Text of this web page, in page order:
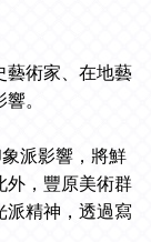
藝術家、在地藝
。
派影響，將鮮
外，豐原美術群
派精神，透過寫